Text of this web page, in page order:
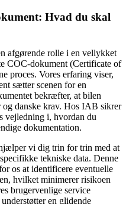
Hvad du skal
afgørende rolle i en vellykket
COC-dokument (Certificate of
proces. Vores erfaring viser,
sætter scenen for en
bekræfter, at bilen
danske krav. Hos IAB sikrer
vejledning i, hvordan du
dokumentation.
vi dig trin for trin med at
tekniske data. Denne
os at identificere eventuelle
hvilket minimerer risikoen
brugervenlige service
en glidende